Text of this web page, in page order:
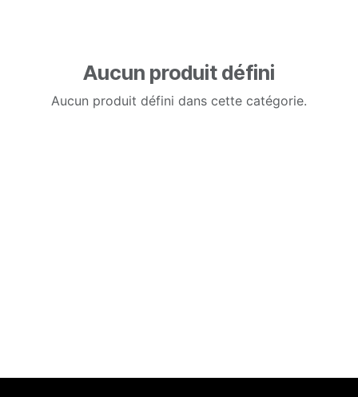
Aucun produit défini
Aucun produit défini dans cette catégorie.